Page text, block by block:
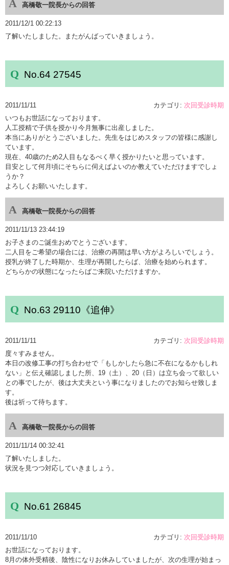
高橋敬一院長からの回答
2011/12/1 00:22:13
了解いたしました。またがんばっていきましょう。
No.64 27545
カテゴリ: 次回受診時期
2011/11/11
いつもお世話になっております。
人工授精で子供を授かり今月無事に出産しました。
本当にありがとうございました。先生をはじめスタッフの皆様に感謝し
ています。
現在、40歳のため2人目もなるべく早く授かりたいと思っています。
目安として何月頃にそちらに伺えばよいのか教えていただけますでしょ
うか？
よろしくお願いいたします。
高橋敬一院長からの回答
2011/11/13 23:44:19
お子さまのご誕生おめでとうございます。
二人目をご希望の場合には、治療の再開は早い方がよろしいでしょう。
授乳が終了した時期か、生理が再開したらば、治療を始められます。
どちらかの状態になったらばご来院いただけますか。
No.63 29110《追伸》
カテゴリ: 次回受診時期
2011/11/11
度々すみません。
本日の改修工事の打ち合わせで「もしかしたら急に不在になるかもしれ
ない」と伝え確認しました所、19（土）、20（日）は立ち会って欲しい
との事でしたが、後は大丈夫という事になりましたのでお知らせ致しま
す。
後は祈って待ちます。
高橋敬一院長からの回答
2011/11/14 00:32:41
了解いたしました。
状況を見つつ対応していきましょう。
No.61 26845
カテゴリ: 次回受診時期
2011/11/10
お世話になっております。
8月の体外受精後、陰性になりお休みしていましたが、次の生理が始まっ